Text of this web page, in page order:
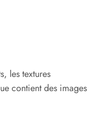
les textures
contient des images